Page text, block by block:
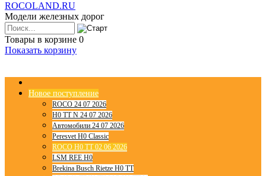
ROCOLAND.RU
Модели железных дорог
Товары в корзине 0
Показать корзину
Новое поступление
ROCO 24 07 2026
H0 TT N 24 07 2026
Автомобили 24 07 2026
Peresvet H0 Classic
ROCO H0 TT 02 06 2026
LSM REE H0
Brekina Busch Rietze H0 TT